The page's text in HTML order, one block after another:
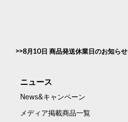
8月10日 商品発送休業日のお知らせ
ニュース
News&キャンペーン
メディア掲載商品一覧